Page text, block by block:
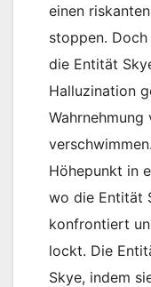
einen
stoppen.
die Entität
Halluzination
Wahrnehmung
Höhepunkt in
wo die Entität
konfrontiert
lockt. Die
Skye, indem